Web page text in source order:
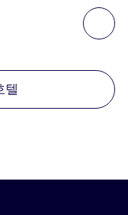
다
변에 있는 다른 시
텔